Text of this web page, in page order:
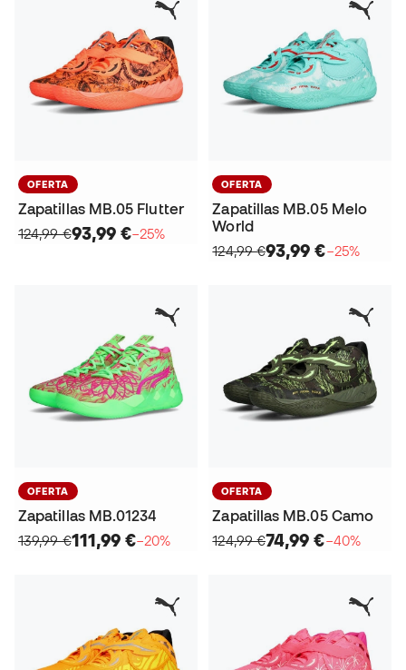
OFERTA
Zapatillas MB.05 Flutter
124,99 €93,99 €−25%
OFERTA
Zapatillas MB.05 Melo
World
124,99 €93,99 €−25%
OFERTA
Zapatillas MB.01234
139,99 €111,99 €−20%
OFERTA
Zapatillas MB.05 Camo
124,99 €74,99 €−40%